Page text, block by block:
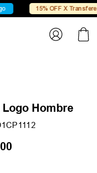
15% OFF X
Hombre
00